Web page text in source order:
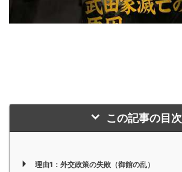
この記事の目次
理由1：外交政策の失敗（御館の乱）